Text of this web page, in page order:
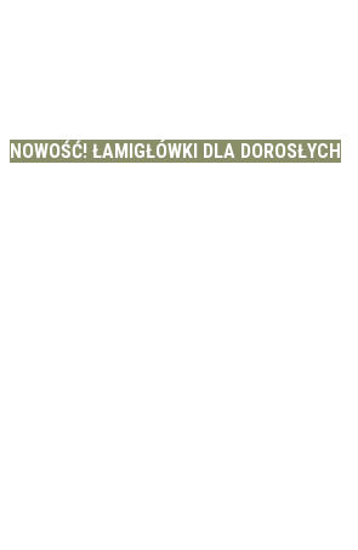
NOWOŚĆ! ŁAMIGŁÓWKI DLA DOROSŁYCH